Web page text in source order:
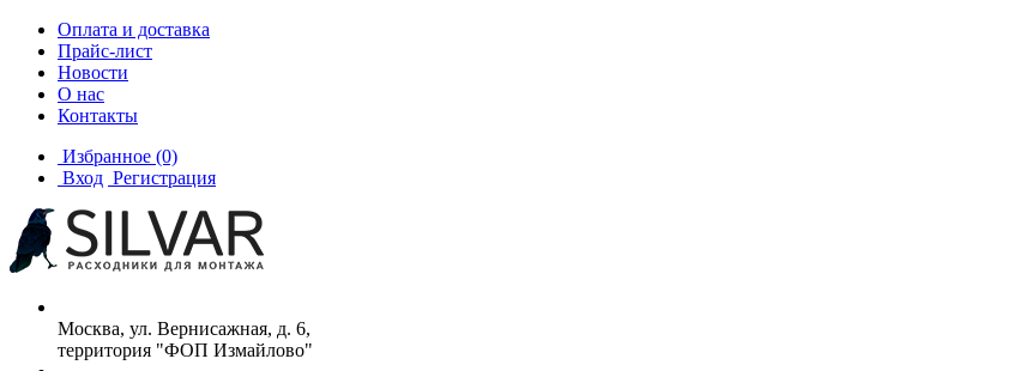
Оплата и доставка
Прайс-лист
Новости
О нас
Контакты
Избранное (0)
Вход Регистрация
Москва, ул. Вернисажная, д. 6,
территория "ФОП Измайлово"